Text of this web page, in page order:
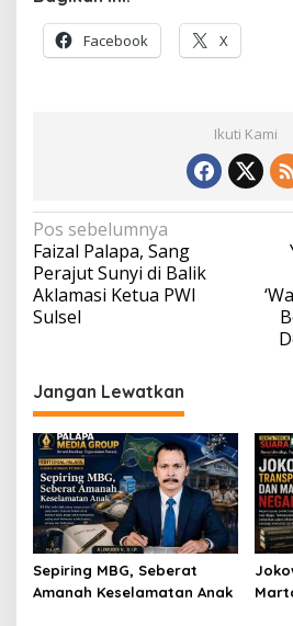
Facebook X
Ikuti Kami
Navigasi
pos
Pos sebelumnya
Faizal Palapa, Sang
Perajut Sunyi di Balik
Aklamasi Ketua PWI
Sulsel
Jangan Lewatkan
Sepiring MBG, Seberat
Amanah Keselamatan Anak